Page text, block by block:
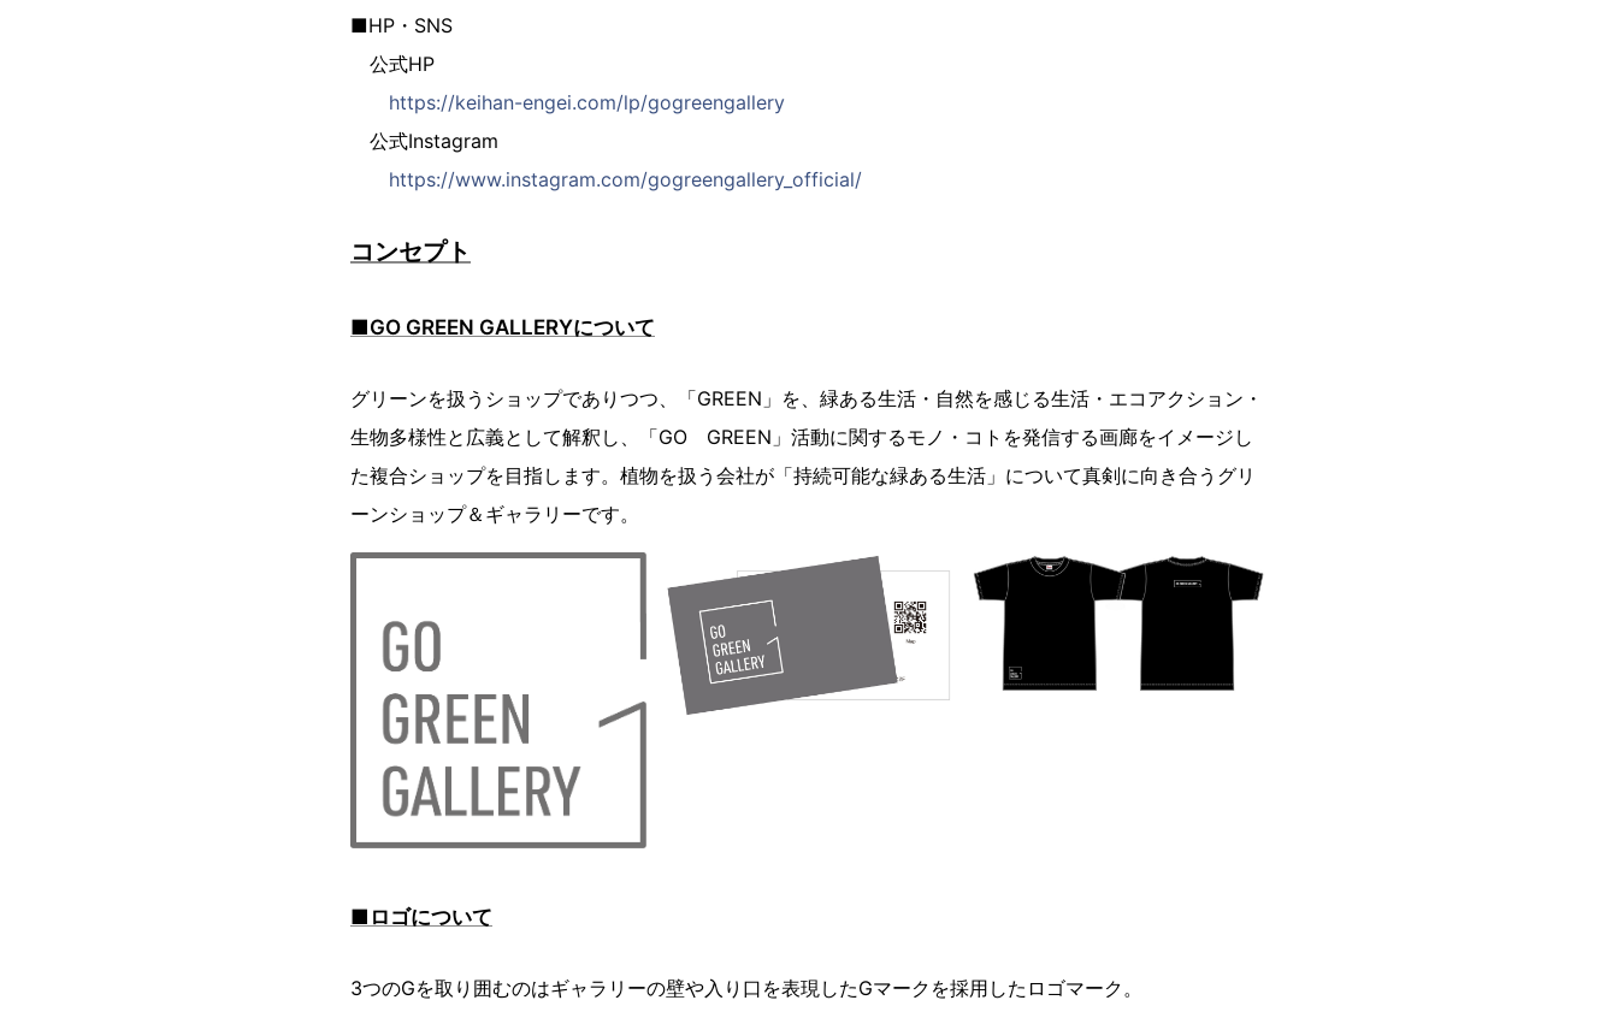
■HP・SNS
公式HP
https://keihan-engei.com/lp/gogreengallery
公式Instagram
https://www.instagram.com/gogreengallery_official/
コンセプト
■GO GREEN GALLERYについて
グリーンを扱うショップでありつつ、「GREEN」を、緑ある生活・自然を感じる生活・エコアクション・
生物多様性と広義として解釈し、「GO GREEN」活動に関するモノ・コトを発信する画廊をイメージし
た複合ショップを目指します。植物を扱う会社が「持続可能な緑ある生活」について真剣に向き合うグリ
ーンショップ＆ギャラリーです。
■ロゴについて
3つのGを取り囲むのはギャラリーの壁や入り口を表現したGマークを採用したロゴマーク。